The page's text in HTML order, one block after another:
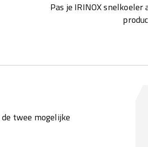
Pas je IRINOX
twee mogelijke